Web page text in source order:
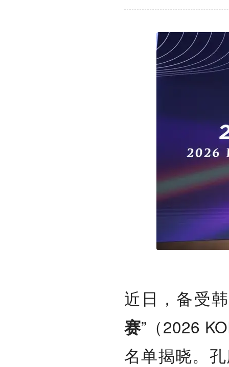
近日，备受
赛”（2026
名单揭晓。